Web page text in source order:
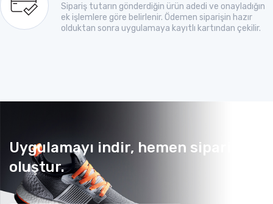
Sipariş tutarın gönderdiğin ürün adedi ve onayladığın
ek işlemlere göre belirlenir. Ödemen siparişin hazır
olduktan sonra uygulamaya kayıtlı kartından çekilir.
Uygulamayı indir, hemen sipariş
oluştur.